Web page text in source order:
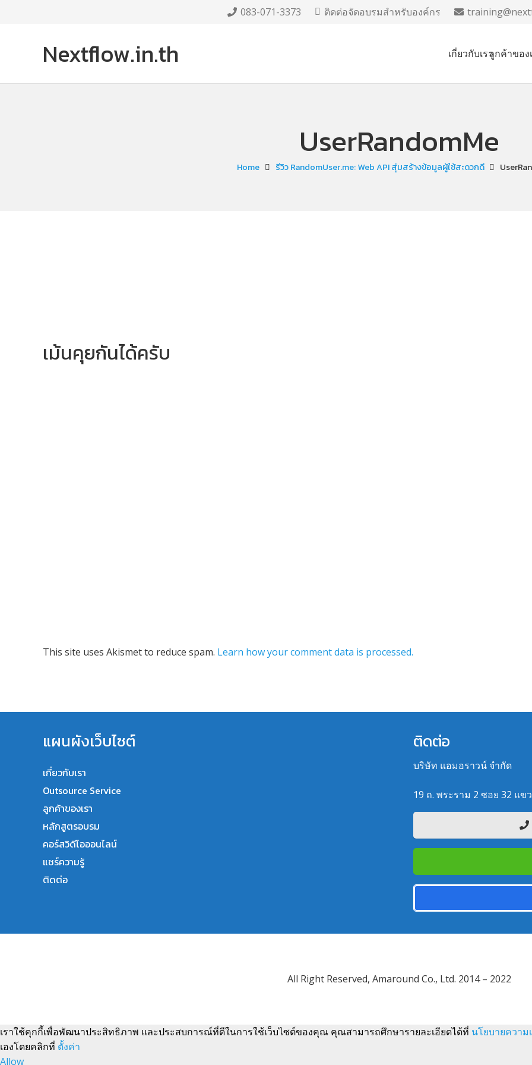
083-071-3373 ติดต่อจัดอบรมสำหรับองค์กร
Nextflow.in.th เกี่ยวกับเราลูกค้าของ
UserRandomMe
Home รีวิว RandomUser.me: Web API สุ่มสร้างข้อมูลผู้ใช้สะดวกดี
เม้นคุยกันได้ครับ
This site uses Akismet to reduce spam. Learn how your comment data is processed.
แผนผังเว็บไซต์
เกี่ยวกับเรา
Outsource Service
ลูกค้าของเรา
หลักสูตรอบรม
คอร์สวิดีโอออนไลน์
แชร์ความรู้
ติดต่อ
ติดต่อ
บริษัท แอมอราวน์ จำกัด
19 ถ. พระราม 2 ซอย 32 แข
All Right Reserved, Amaround Co., Ltd. 2014 – 2022
เราใช้คุกกี้เพื่อพัฒนาประสิทธิภาพ และประสบการณ์ที่ดีในการใช้เว็บไซต์ของคุณ คุณสามารถศึกษารายละเอียดได้ที่ นโยบายความ
เองโดยคลิกที่ ตั้งค่า
Allow